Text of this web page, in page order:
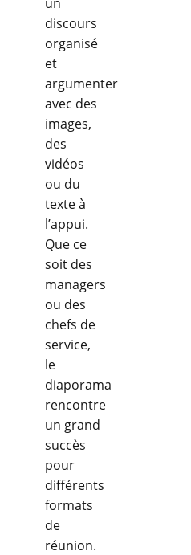
discours
organisé
et
argumenter
avec des
images,
des
vidéos
ou du
texte à
l’appui.
Que ce
soit des
managers
ou des
chefs de
service,
le
diaporama
rencontre
un grand
succès
pour
différents
formats
de
réunion.